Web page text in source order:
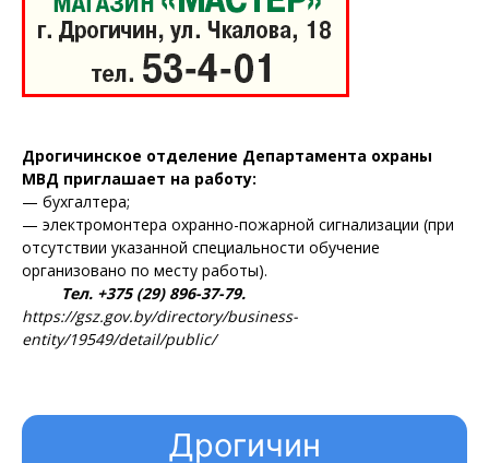
Дрогичинское отделение Департамента охраны
МВД приглашает на работу:
— бухгалтера;
— электромонтера охранно-пожарной сигнализации (при
отсутствии указанной специальности обучение
организовано по месту работы).
Тел. +375 (29) 896-37-79.
https://gsz.gov.by/directory/business-
entity/19549/detail/public/
Дрогичин